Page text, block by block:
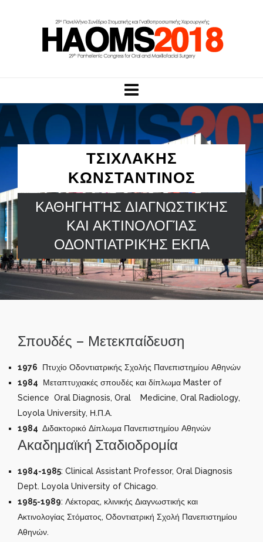
ΤΣΙΧΛΑΚΗΣ
ΚΩΝΣΤΑΝΤΙΝΟΣ
ΚΑΘΗΓΗΤΉΣ ΔΙΑΓΝΩΣΤΙΚΉΣ
ΚΑΙ ΑΚΤΙΝΟΛΟΓΊΑΣ
ΟΔΟΝΤΙΑΤΡΙΚΉΣ ΕΚΠΑ
Σπουδές – Μετεκπαίδευση
1976 Πτυχίο Οδοντιατρικής Σχολής Πανεπιστημίου Αθηνών
1984 Μεταπτυχιακές σπουδές και δίπλωμα Master of
Science Oral Diagnosis, Oral Medicine, Oral Radiology,
Loyola University, Η.Π.Α.
1984 Διδακτορικό Δίπλωμα Πανεπιστημίου Αθηνών
Ακαδημαϊκή Σταδιοδρομία
1984-1985: Clinical Assistant Professor, Oral Diagnosis
Dept. Loyola University of Chicago.
1985-1989: Λέκτορας, κλινικής Διαγνωστικής και
Ακτινολογίας Στόματος, Οδοντιατρική Σχολή Πανεπιστημίου
Αθηνών.